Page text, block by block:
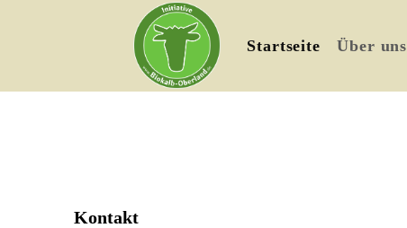
Startseite Über uns
Kontakt